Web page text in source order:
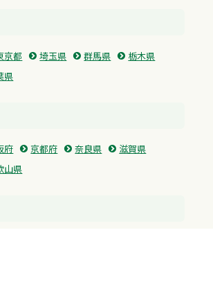
京都 埼玉県 群馬県
栃木県
県
府 京都府 奈良県
滋賀県
山県